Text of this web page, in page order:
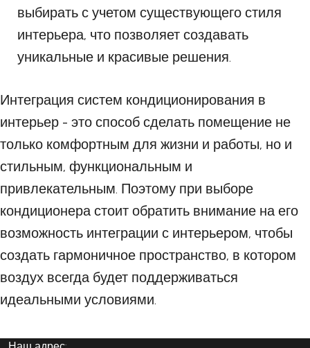
выбирать с учетом существующего стиля
интерьера, что позволяет создавать
уникальные и красивые решения.
Интеграция систем кондиционирования в
интерьер - это способ сделать помещение не
только комфортным для жизни и работы, но и
стильным, функциональным и
привлекательным. Поэтому при выборе
кондиционера стоит обратить внимание на его
возможность интеграции с интерьером, чтобы
создать гармоничное пространство, в котором
воздух всегда будет поддерживаться
идеальными условиями.